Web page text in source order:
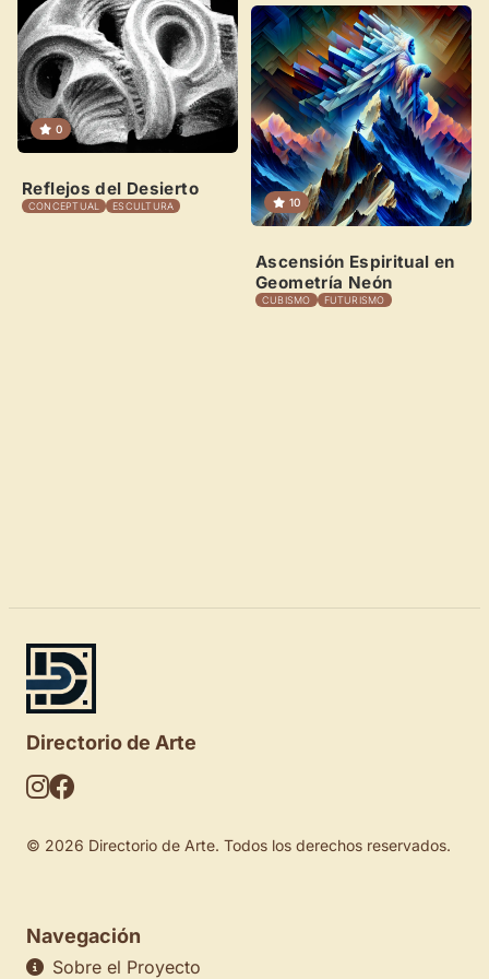
0
Reflejos del Desierto
CONCEPTUAL ESCULTURA 10
Ascensión Espiritual en
Geometría Neón
CUBISMO FUTURISMO
Directorio de Arte
© 2026 Directorio de Arte. Todos los derechos reservados.
Navegación
Sobre el Proyecto